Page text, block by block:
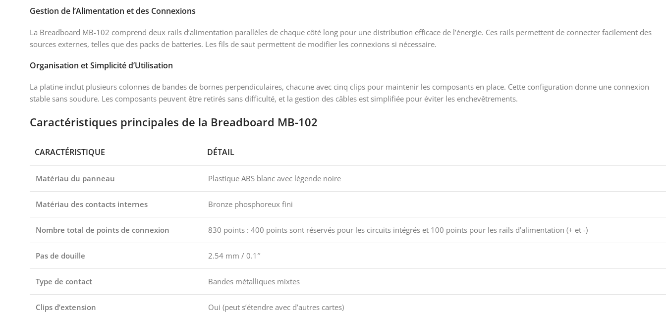
Gestion de l’Alimentation et des Connexions
La Breadboard MB-102 comprend deux rails d’alimentation parallèles de chaque côté long pour une distribution efficace de l’énergie. Ces rails permettent de connecter facilement des
sources externes, telles que des packs de batteries. Les fils de saut permettent de modifier les connexions si nécessaire.
Organisation et Simplicité d’Utilisation
La platine inclut plusieurs colonnes de bandes de bornes perpendiculaires, chacune avec cinq clips pour maintenir les composants en place. Cette configuration donne une connexion
stable sans soudure. Les composants peuvent être retirés sans difficulté, et la gestion des câbles est simplifiée pour éviter les enchevêtrements.
Caractéristiques principales de la Breadboard MB-102
CARACTÉRISTIQUE DÉTAIL
Matériau du panneau Plastique ABS blanc avec légende noire
Matériau des contacts internes Bronze phosphoreux fini
Nombre total de points de connexion 830 points : 400 points sont réservés pour les circuits intégrés et 100 points pour les rails d’alimentation (+ et -)
Pas de douille 2.54 mm / 0.1″
Type de contact Bandes métalliques mixtes
Clips d’extension Oui (peut s’étendre avec d’autres cartes)